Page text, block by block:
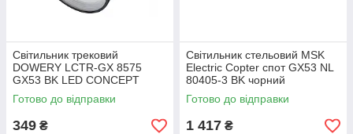
Світильник трековий
DOWERY LCTR-GX 8575
GX53 BK LED CONCEPT
Ø85x75 мм
Готово до відправки
349 ₴
Світильник стельовий MSK
Electric Copter спот GX53 NL
80405-3 BK чорний
700х80х110мм
Готово до відправки
1 417 ₴